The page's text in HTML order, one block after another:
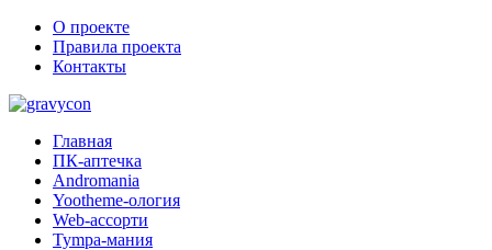
О проекте
Правила проекта
Контакты
Главная
ПК-аптечка
Andromania
Yootheme-ология
Web-ассорти
Tympa-мания